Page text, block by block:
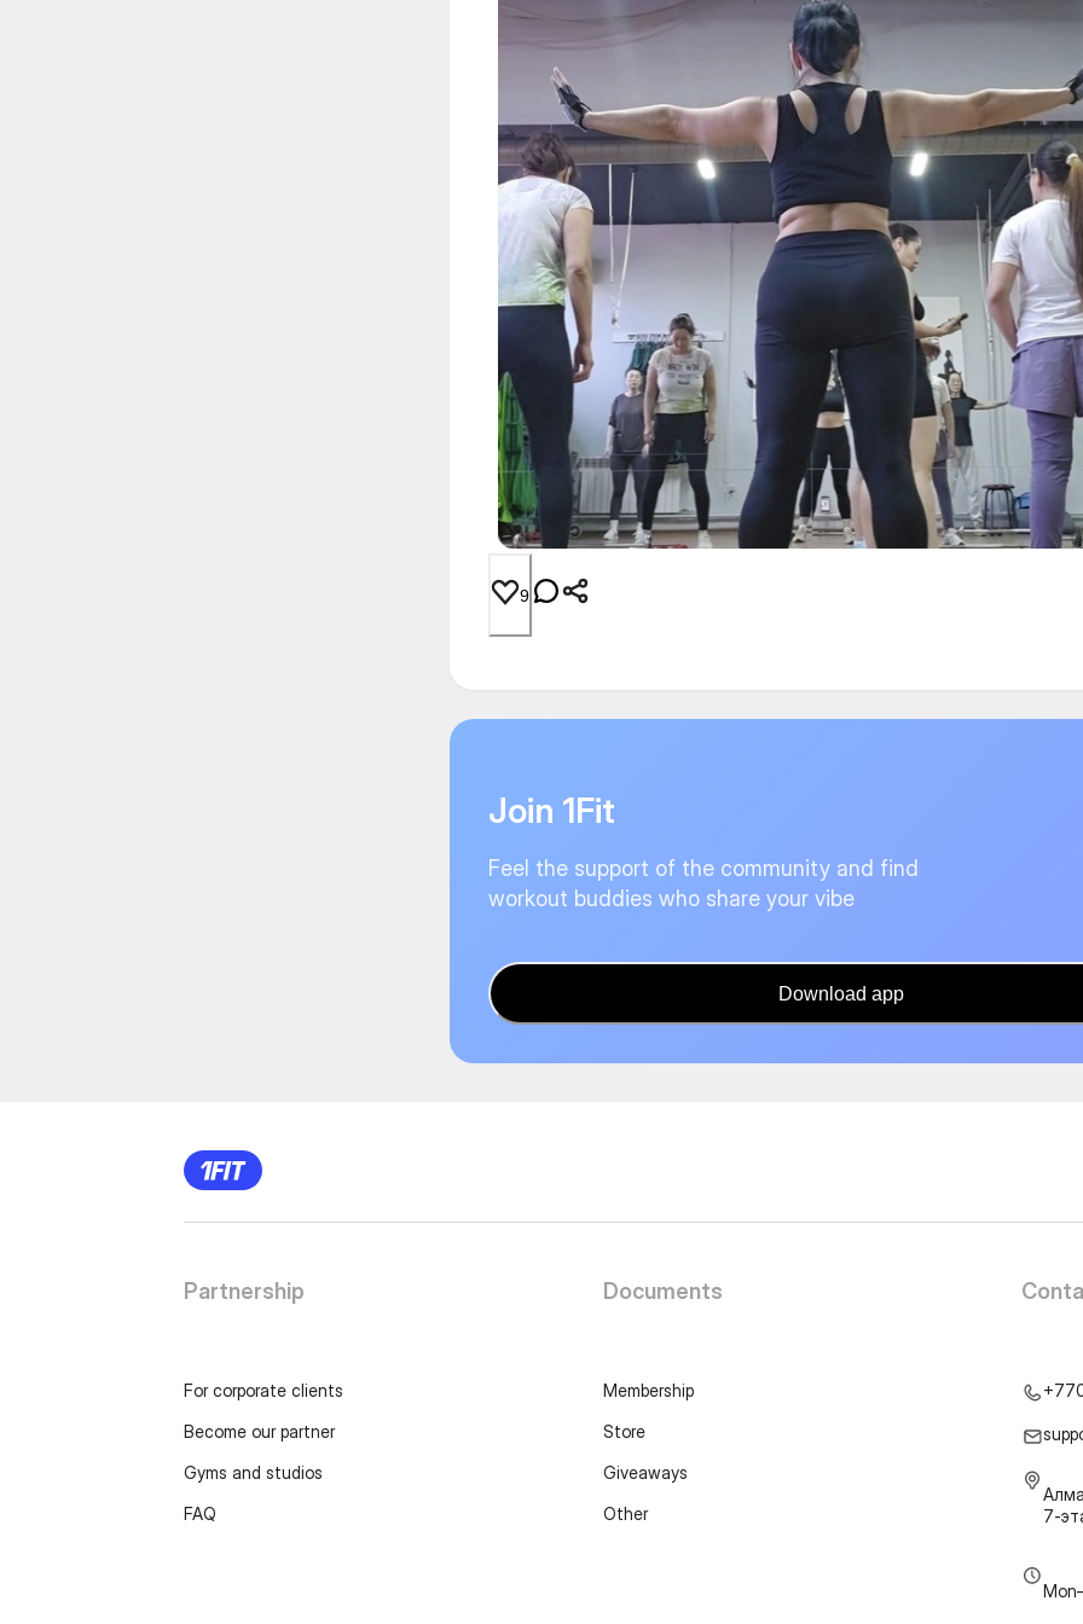
9
Join 1Fit
Feel the support of the community and find
workout buddies who share your vibe
Download app
Partnership
For corporate clients
Become our partner
Gyms and studios
FAQ
Documents
Membership
Store
Giveaways
Other
7-